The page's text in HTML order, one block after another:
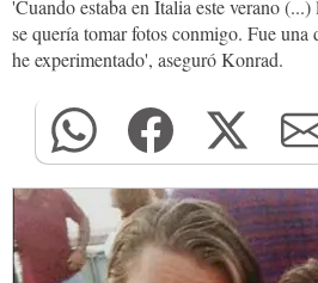
'Cuando estaba en Italia este verano
se quería tomar fotos conmigo. Fue una
he experimentado', aseguró Konrad.